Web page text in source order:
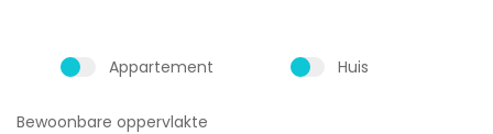
Appartement Huis
Bewoonbare oppervlakte